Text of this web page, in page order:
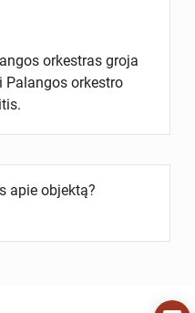
orkestras groja
Palangos orkestro
apie objektą?